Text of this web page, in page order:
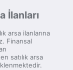
İlanları
arsa ilanlarına
Finansal
satılık arsa